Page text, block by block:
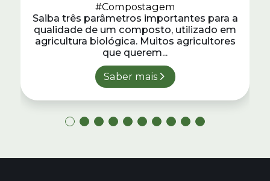
#Compostagem
Saiba três parâmetros importantes para a
qualidade de um composto, utilizado em
agricultura biológica. Muitos agricultores
que querem...
Saber mais